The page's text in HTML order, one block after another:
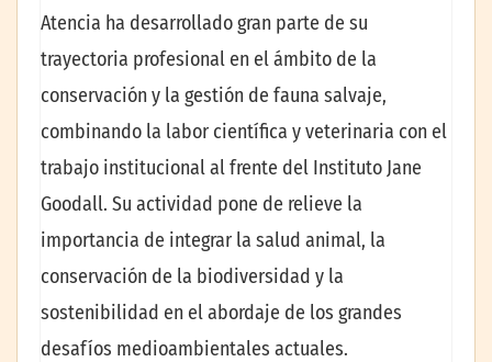
Atencia ha desarrollado gran parte de su
trayectoria profesional en el ámbito de la
conservación y la gestión de fauna salvaje,
combinando la labor científica y veterinaria con el
trabajo institucional al frente del Instituto Jane
Goodall. Su actividad pone de relieve la
importancia de integrar la salud animal, la
conservación de la biodiversidad y la
sostenibilidad en el abordaje de los grandes
desafíos medioambientales actuales.